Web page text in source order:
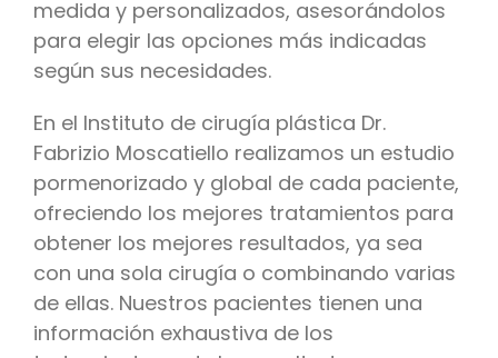
medida y personalizados, asesorándolos
para elegir las opciones más indicadas
según sus necesidades.
En el Instituto de cirugía plástica Dr.
Fabrizio Moscatiello realizamos un estudio
pormenorizado y global de cada paciente,
ofreciendo los mejores tratamientos para
obtener los mejores resultados, ya sea
con una sola cirugía o combinando varias
de ellas. Nuestros pacientes tienen una
información exhaustiva de los